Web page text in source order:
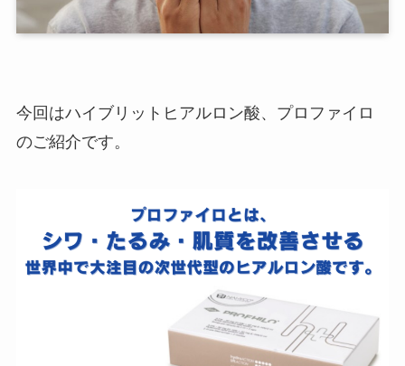
今回はハイブリットヒアルロン酸、プロファイロ
のご紹介です。